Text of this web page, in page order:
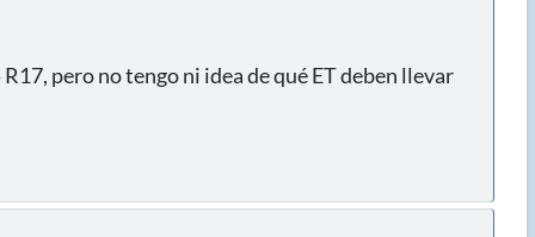
pero no tengo ni idea de qué ET deben llevar